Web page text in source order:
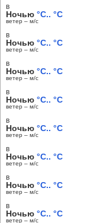
в
Ночью °C.. °C
ветер – м/c
в
Ночью °C.. °C
ветер – м/c
в
Ночью °C.. °C
ветер – м/c
в
Ночью °C.. °C
ветер – м/c
в
Ночью °C.. °C
ветер – м/c
в
Ночью °C.. °C
ветер – м/c
в
Ночью °C.. °C
ветер – м/c
в
Ночью °C.. °C
ветер – м/c